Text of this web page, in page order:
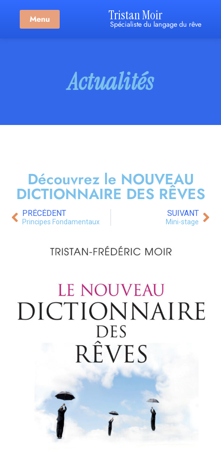
Menu Tristan Moir
Spécialiste du langage du rêve
Actualités
Découvrez le NOUVEAU
DICTIONNAIRE DES RÊVES
PRÉCÉDENT
Principes Fondamentaux
SUIVANT
Mini-stage